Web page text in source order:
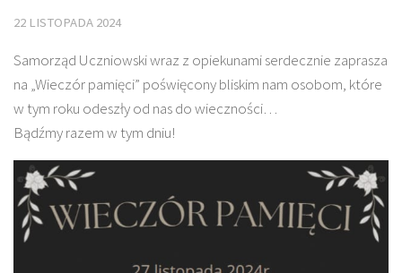
22 LISTOPADA 2024
Samorząd Uczniowski wraz z opiekunami serdecznie zaprasza
na „Wieczór pamięci” poświęcony bliskim nam osobom, które
w tym roku odeszły od nas do wieczności…
Bądźmy razem w tym dniu!